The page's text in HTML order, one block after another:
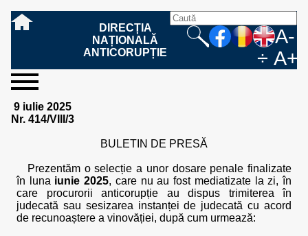
DIRECȚIA
NAȚIONALĂ
ANTICORUPȚIE
A-
÷ A+
sesizați-
ne
Ce
înseamnă
Cum
sesizați
Cum
este
Ce
trebuie
Fazele
procesului
Ce
urmează
de
corupție?
Care sunt
drepturile și
persoanelor
penal?
Cum
sprijiniți
despre
posibile
fapte de
corupție?
despre
noi
Cine
lucrează
Cu ce
se
Sursele
de
Structura
Conducerea
Structuri
teritoriale
Cadrul
legal
Resurse
financiare
Resurse
umane
Integritate
instituțională
rezultatele
noastre
Rapoarte
de
Hotărâri
penale
corupție
mass
media
Biroul de
informare
Comunicate
de presă
Model de
acreditare
Drept
la
Evenimente
informare
publică
Persoana
responsabilă
Model
solicitare
544/2001
Raportul
anual
544/2001
Legea
544/2001
Protecția
datelor
Modalități
de
oferit în
baza Legii
544/2001
cooperare
internațională
Programe
Evenimente
internaționale
Cadrul legal
internațional
9 iulie 2025
Nr. 414/VIII/3
BULETIN DE PRESĂ
Prezentăm o selecție a unor dosare penale finalizate
în luna iunie 2025, care nu au fost mediatizate la zi, în
care procurorii anticorupție au dispus trimiterea în
judecată sau sesizarea instanței de judecată cu acord
de recunoaștere a vinovăției, după cum urmează: